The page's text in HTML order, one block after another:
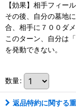
【効果】相手フィー
その後、自分の墓地
合、相手に７００ダメ
このターン、自分は
を発動できない。
数量:
返品特約に関する